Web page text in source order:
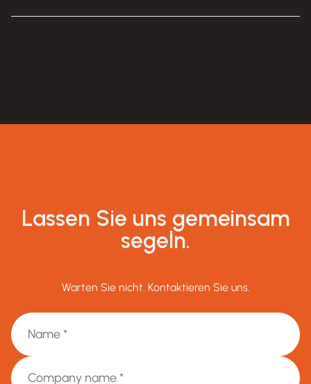
Lassen Sie uns gemeinsam
segeln.
Warten Sie nicht. Kontaktieren Sie uns.